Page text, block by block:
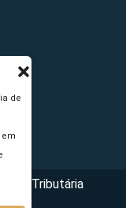
de
Tributária